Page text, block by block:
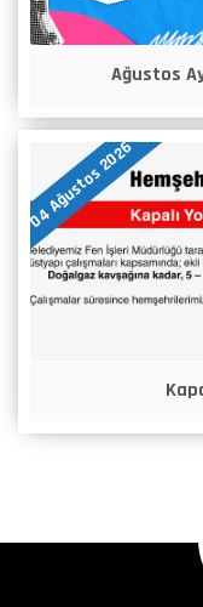
Ağustos
04 Ağustos 2026